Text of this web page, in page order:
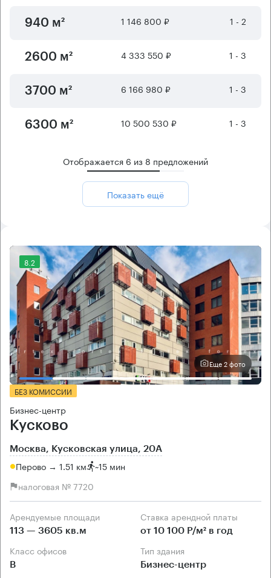
940 м² 1 146 800 ₽ 1 - 2
2600 м² 4 333 550 ₽ 1 - 3
3700 м² 6 166 980 ₽ 1 - 3
6300 м² 10 500 530 ₽ 1 - 3
Отображается 6 из 8 предложений
Показать ещё
8.2
Еще 2 фото
БЕЗ КОМИССИИ
Бизнес-центр
Кусково
Москва, Кусковская улица, 20А
Перово → 1.51 км ~15 мин
налоговая № 7720
Арендуемые площади
113 — 3605 кв.м
Ставка арендной платы
от 10 100 Р/м² в год
Класс офисов
B
Тип здания
Бизнес-центр